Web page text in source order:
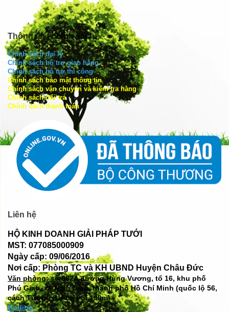
Thông tin - chính sách
Chính sách đại lý
Chính sách hỗ trợ giao hàng
Chính sách hỗ trợ thi công
Chính sách bảo mật thông tin
Chính sách vận chuyển và kiểm tra hàng
Chính sách đổi trả
Chính sách thanh toán
Liên hệ
HỘ KINH DOANH GIẢI PHÁP TƯỚI
MST: 077085000909
Ngày cấp: 09/06/2016
Nơi cấp: Phòng TC và KH UBND Huyện Châu Đức
Văn phòng: số382A đường Hùng Vương, tổ 16, khu phố
Phú Giao, xã Ngãi Giao, thành phố Hồ Chí Minh (quốc lộ 56,
cách Tượng đài Liệt Sĩ 100m)
Hotline: